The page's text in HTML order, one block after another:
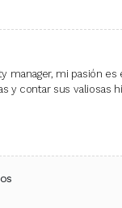
mi pasión
y contar sus valiosas
WhatsApp